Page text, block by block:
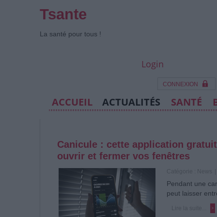
Tsante
La santé pour tous !
Login
CONNEXION
ACCUEIL ACTUALITÉS SANTÉ
Canicule : cette application
ouvrir et fermer vos fenêtres
Pendant une
peut laisser